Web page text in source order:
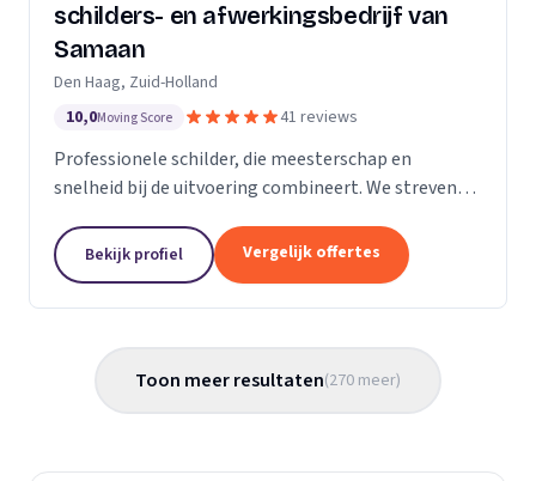
schilders- en afwerkingsbedrijf van
Samaan
Den Haag, Zuid-Holland
10,0Moving Score 41 reviews
Professionele schilder, die meesterschap en
snelheid bij de uitvoering combineert. We streven
flexibiliteit, onderscheidende kwaliteit en
concurrerende...
Bekijk profiel Vergelijk offertes
Toon meer resultaten(270 meer)